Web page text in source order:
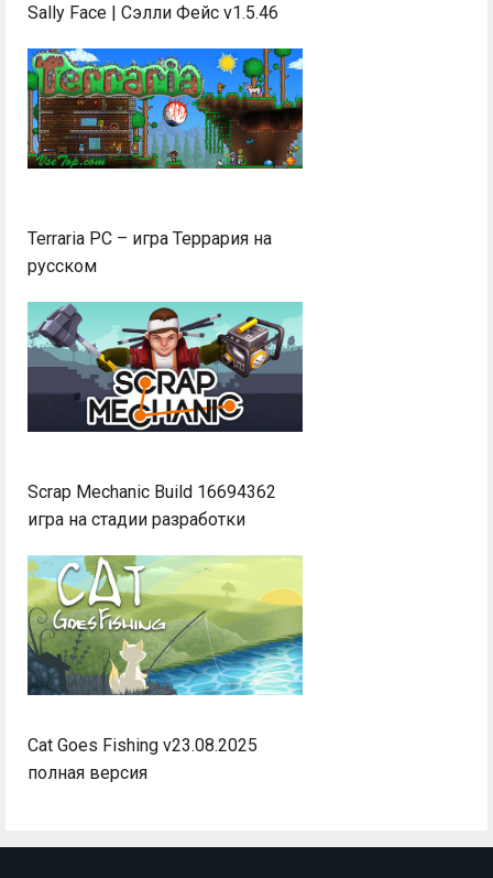
Sally Face | Сэлли Фейс v1.5.46
Terraria PC – игра Террария на
русском
Scrap Mechanic Build 16694362
игра на стадии разработки
Cat Goes Fishing v23.08.2025
полная версия